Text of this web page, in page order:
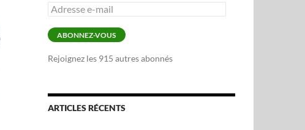
Adresse
e-
mail
ABONNEZ-VOUS
Rejoignez les 915 autres abonnés
ARTICLES RÉCENTS